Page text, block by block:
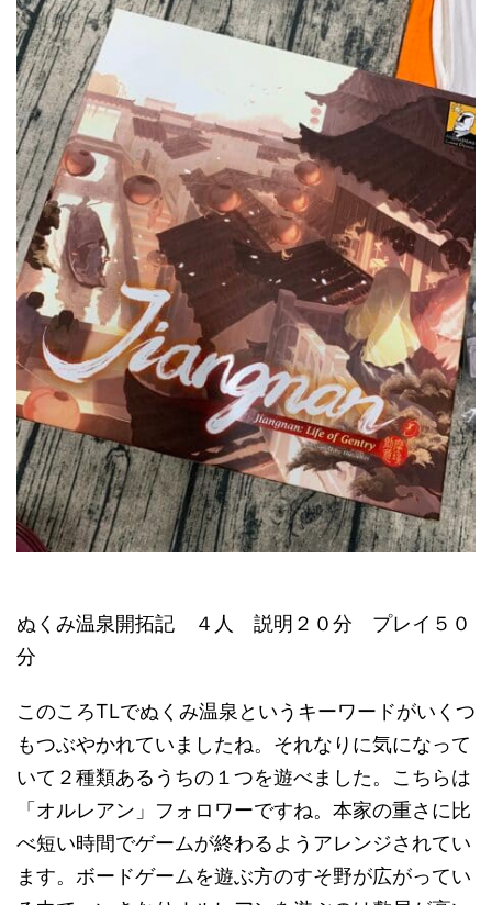
ぬくみ温泉開拓記 ４人 説明２０分 プレイ５０
分
このころTLでぬくみ温泉というキーワードがいくつ
もつぶやかれていましたね。それなりに気になって
いて２種類あるうちの１つを遊べました。こちらは
「オルレアン」フォロワーですね。本家の重さに比
べ短い時間でゲームが終わるようアレンジされてい
ます。ボードゲームを遊ぶ方のすそ野が広がってい